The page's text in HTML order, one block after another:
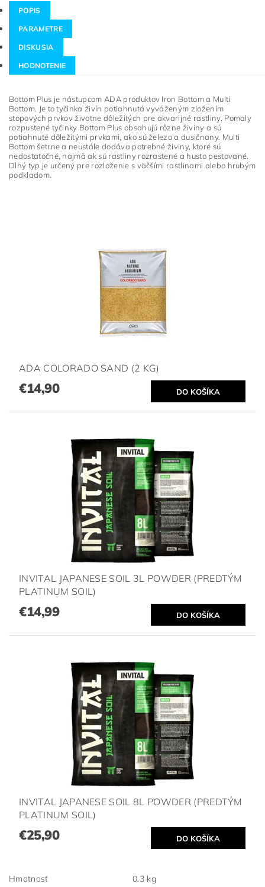
POPIS
PARAMETRE
DISKUSIA
HODNOTENIE
Bottom Plus je nástupcom ADA produktov Iron Bottom a Multi
Bottom. Je to tyčinka živín potiahnutá vyváženým zložením
stopových prvkov životne dôležitých pre akvarijné rastliny. Pomaly
rozpustené tyčinky Bottom Plus obsahujú rôzne živiny a sú
potiahnuté dôležitými prvkami, ako sú železo a dusičnany. Multi
Bottom šetrne a neustále dodáva potrebné živiny, ktoré sú
nedostatočné, najmä ak sú rastliny rozrastené a husto pestované.
Dlhý typ je určený pre rozloženie s väčšími rastlinami alebo hrubým
podkladom.
ADA COLORADO SAND (2 KG)
€14,90
INVITAL JAPANESE SOIL 3L POWDER (PREDTÝM
PLATINUM SOIL)
€14,99
INVITAL JAPANESE SOIL 8L POWDER (PREDTÝM
PLATINUM SOIL)
€25,90
Hmotnosť 0.3 kg